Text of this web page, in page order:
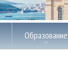
Образование